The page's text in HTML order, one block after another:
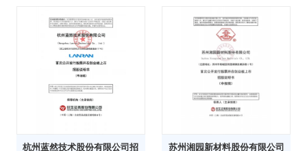
杭州蓝然技术股份有限公司招 苏州湘园新材料股份有限公司